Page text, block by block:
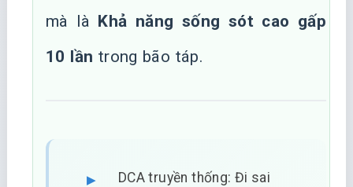
mà là
Khả năng sống sót cao gấp
10 lần trong bão táp.
DCA truyền thống: Đi sai